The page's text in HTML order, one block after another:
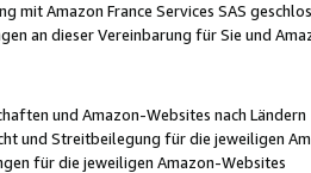
mit Amazon France Services SAS
an dieser Vereinbarung für Sie und
und Amazon-Websites nach Ländern
und Streitbeilegung für die jeweiligen
für die jeweiligen Amazon-Websites